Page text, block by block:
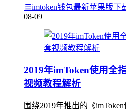
imtoken钱包最新苹果版下
08-09
2019年imToken使用全
视频教程解析
围绕2019年推出的《